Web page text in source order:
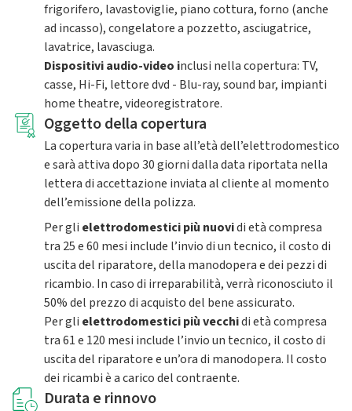
frigorifero, lavastoviglie, piano cottura, forno (anche
ad incasso), congelatore a pozzetto, asciugatrice,
lavatrice, lavasciuga.
Dispositivi audio-video inclusi nella copertura: TV,
casse, Hi-Fi, lettore dvd - Blu-ray, sound bar, impianti
home theatre, videoregistratore.
Oggetto della copertura
La copertura varia in base all’età dell’elettrodomestico
e sarà attiva dopo 30 giorni dalla data riportata nella
lettera di accettazione inviata al cliente al momento
dell’emissione della polizza.
Per gli elettrodomestici più nuovidi età compresa
tra 25 e 60 mesi include l’invio di un tecnico, il costo di
uscita del riparatore, della manodopera e dei pezzi di
ricambio. In caso di irreparabilità, verrà riconosciuto il
50% del prezzo di acquisto del bene assicurato.
Per gli elettrodomestici più vecchidi età compresa
tra 61 e 120 mesi include l’invio un tecnico, il costo di
uscita del riparatore e un’ora di manodopera. Il costo
dei ricambi è a carico del contraente.
Durata e rinnovo